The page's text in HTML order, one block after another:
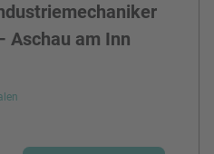
Aschau am Inn